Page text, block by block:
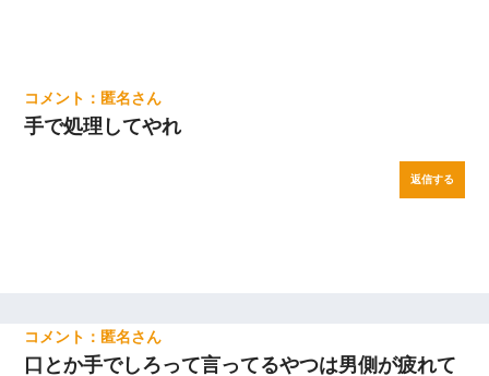
匿名
手で処理してやれ
返信する
匿名
口とか手でしろって言ってるやつは男側が疲れて